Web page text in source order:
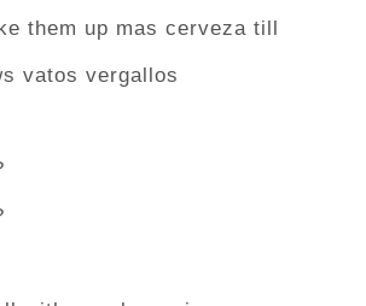
them up mas cerveza till
vatos vergallos